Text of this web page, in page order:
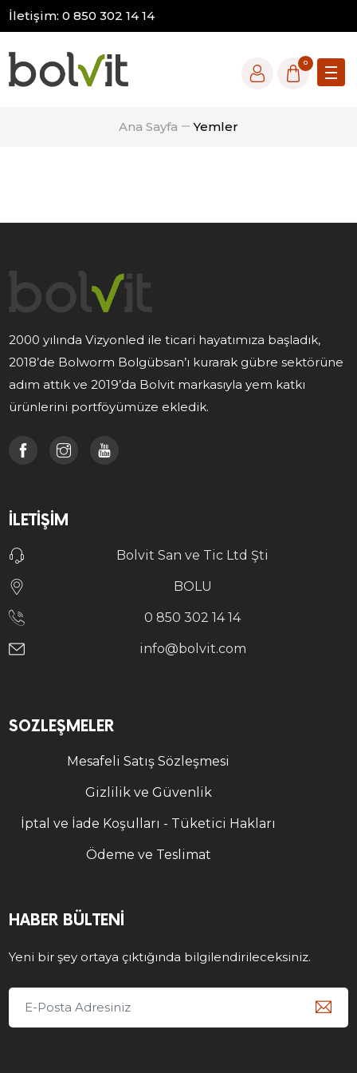
İletişim: 0 850 302 14 14
0
Ana Sayfa Yemler
2000 yılında Vizyonled ile ticari hayatımıza başladık,
2018’de Bolworm Bolgübsan’ı kurarak gübre sektörüne
adım attık ve 2019’da Bolvit markasıyla yem katkı
ürünlerini portföyümüze ekledik.
İLETIŞIM
Bolvit San ve Tic Ltd Şti
BOLU
0 850 302 14 14
info@bolvit.com
SÖZLEŞMELER
Mesafeli Satış Sözleşmesi
Gizlilik ve Güvenlik
İptal ve İade Koşulları - Tüketici Hakları
Ödeme ve Teslimat
HABER BÜLTENI
Yeni bir şey ortaya çıktığında bilgilendirileceksiniz.